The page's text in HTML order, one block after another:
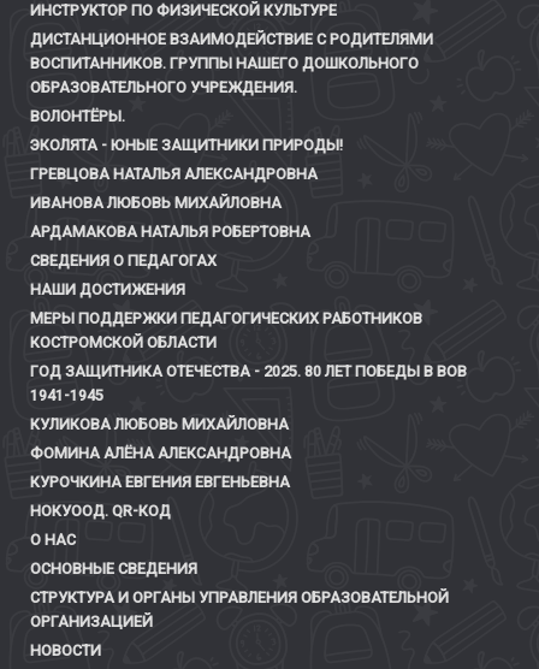
ИНСТРУКТОР ПО ФИЗИЧЕСКОЙ КУЛЬТУРЕ
ДИСТАНЦИОННОЕ ВЗАИМОДЕЙСТВИЕ С РОДИТЕЛЯМИ
ВОСПИТАННИКОВ. ГРУППЫ НАШЕГО ДОШКОЛЬНОГО
ОБРАЗОВАТЕЛЬНОГО УЧРЕЖДЕНИЯ.
ВОЛОНТЁРЫ.
ЭКОЛЯТА - ЮНЫЕ ЗАЩИТНИКИ ПРИРОДЫ!
ГРЕВЦОВА НАТАЛЬЯ АЛЕКСАНДРОВНА
ИВАНОВА ЛЮБОВЬ МИХАЙЛОВНА
АРДАМАКОВА НАТАЛЬЯ РОБЕРТОВНА
СВЕДЕНИЯ О ПЕДАГОГАХ
НАШИ ДОСТИЖЕНИЯ
МЕРЫ ПОДДЕРЖКИ ПЕДАГОГИЧЕСКИХ РАБОТНИКОВ
КОСТРОМСКОЙ ОБЛАСТИ
ГОД ЗАЩИТНИКА ОТЕЧЕСТВА - 2025. 80 ЛЕТ ПОБЕДЫ В ВОВ
1941-1945
КУЛИКОВА ЛЮБОВЬ МИХАЙЛОВНА
ФОМИНА АЛЁНА АЛЕКСАНДРОВНА
КУРОЧКИНА ЕВГЕНИЯ ЕВГЕНЬЕВНА
НОКУООД. QR-КОД
О НАС
ОСНОВНЫЕ СВЕДЕНИЯ
СТРУКТУРА И ОРГАНЫ УПРАВЛЕНИЯ ОБРАЗОВАТЕЛЬНОЙ
ОРГАНИЗАЦИЕЙ
НОВОСТИ